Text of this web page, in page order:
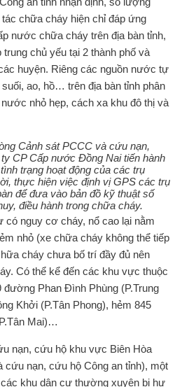
chữa cháy hiện chỉ đáp ứng
nước chữa cháy trên địa bàn tỉnh,
chủ yếu tại 2 thành phố và
huyện. Riêng các nguồn nước tự
ao, hồ… trên địa bàn tỉnh phân
nhỏ hẹp, cách xa khu đô thị và
Cảnh sát PCCC và cứu nạn,
CP Cấp nước Đồng Nai tiến hành
trạng hoạt động của các trụ
thực hiện việc định vị GPS các trụ
để đưa vào bản đồ kỹ thuật số
điều hành trong chữa cháy.
nguy cơ cháy, nổ cao lại nằm
nhỏ (xe chữa cháy không thể tiếp
cháy chưa bố trí đầy đủ nên
Có thể kể đến các khu vực thuộc
đường Phan Đình Phùng (P.Trung
Khởi (P.Tân Phong), hẻm 845
Mai)…
nạn, cứu hộ khu vực Biên Hòa
cứu nạn, cứu hộ Công an tỉnh), một
khu dân cư thường xuyên bị hư